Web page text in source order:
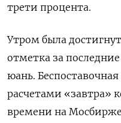
трети процента.
Утром была
отметка за
юань.
расчетами «завтра»
времени на Мосбирже